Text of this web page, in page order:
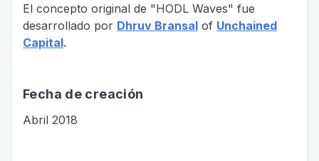
El concepto original de "HODL Waves" fue
desarrollado por Dhruv Bransal of Unchained
Capital.
Fecha de creación
Abril 2018